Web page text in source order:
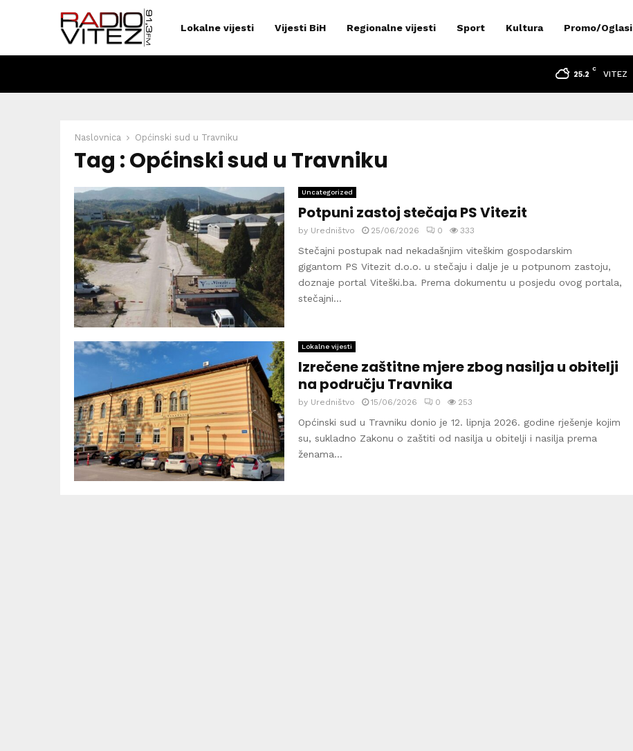
Lokalne vijesti Vijesti BiH Regionalne vijesti Sport Kultura Promo/Oglasi
25.2
C
VITEZ
Naslovnica Općinski sud u Travniku
Tag : Općinski sud u Travniku
Uncategorized
Potpuni zastoj stečaja PS Vitezit
by Uredništvo 25/06/2026 0 333
Stečajni postupak nad nekadašnjim viteškim gospodarskim
gigantom PS Vitezit d.o.o. u stečaju i dalje je u potpunom zastoju,
doznaje portal Viteški.ba. Prema dokumentu u posjedu ovog portala,
stečajni...
Lokalne vijesti
Izrečene zaštitne mjere zbog nasilja u obitelji
na području Travnika
by Uredništvo 15/06/2026 0 253
Općinski sud u Travniku donio je 12. lipnja 2026. godine rješenje kojim
su, sukladno Zakonu o zaštiti od nasilja u obitelji i nasilja prema
ženama...